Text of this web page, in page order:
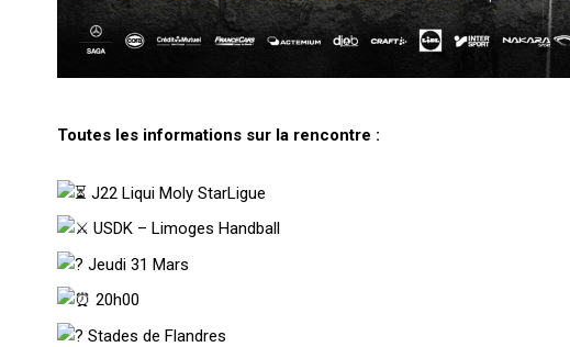
Toutes les informations sur la rencontre :
J22 Liqui Moly StarLigue
USDK – Limoges Handball
Jeudi 31 Mars
20h00
Stades de Flandres